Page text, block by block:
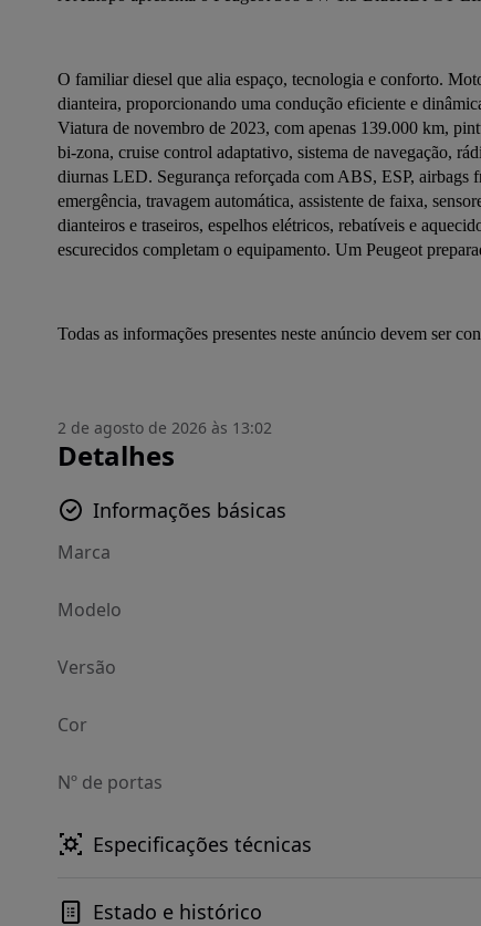
O familiar diesel que alia espaço, tecnologia e conforto.
dianteira, proporcionando uma condução eficiente e
Viatura de novembro de 2023, com apenas 139.000 km,
bi-zona, cruise control adaptativo, sistema de navegação,
diurnas LED. Segurança reforçada com ABS, ESP, airbags
emergência, travagem automática, assistente de faixa,
dianteiros e traseiros, espelhos elétricos, rebatíveis e
escurecidos completam o equipamento. Um Peugeot
Todas as informações presentes neste anúncio devem ser
2 de agosto de 2026 às 13:02
Detalhes
Informações básicas
Marca
Modelo
Versão
Cor
Nº de portas
Especificações técnicas
Estado e histórico